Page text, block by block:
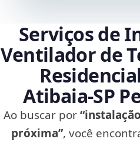
Serviços de
Ventilador de
Atibaia‑SP
Ao buscar por
próxima”, você